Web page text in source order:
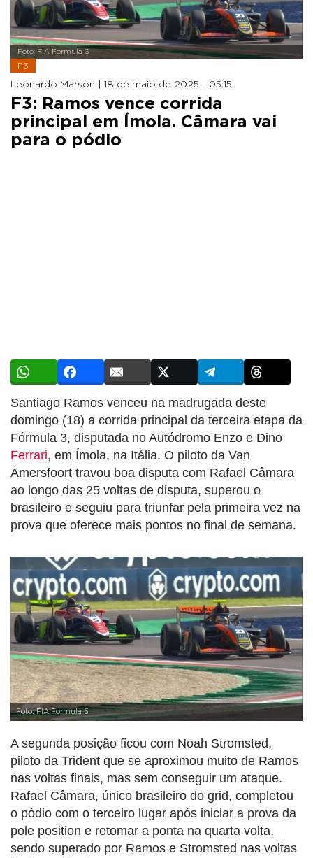
Foto: FIA Formula 3
F3
Leonardo Marson | 18 de maio de 2025 - 05:15
F3: Ramos vence corrida
principal em Ímola. Câmara vai
para o pódio
Santiago Ramos venceu na madrugada deste
domingo (18) a corrida principal da terceira etapa da
Fórmula 3, disputada no Autódromo Enzo e Dino
Ferrari, em Ímola, na Itália. O piloto da Van
Amersfoort travou boa disputa com Rafael Câmara
ao longo das 25 voltas de disputa, superou o
brasileiro e seguiu para triunfar pela primeira vez na
prova que oferece mais pontos no final de semana.
Foto: FIA Formula 3
A segunda posição ficou com Noah Stromsted,
piloto da Trident que se aproximou muito de Ramos
nas voltas finais, mas sem conseguir um ataque.
Rafael Câmara, único brasileiro do grid, completou
o pódio com o terceiro lugar após iniciar a prova da
pole position e retomar a ponta na quarta volta,
sendo superado por Ramos e Stromsted nas voltas